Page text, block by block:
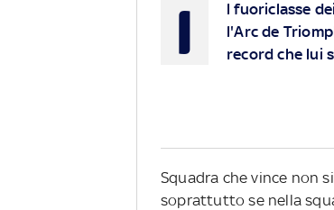
I
l fuoriclasse
l'Arc de
record che lui
Squadra che vince non
soprattutto se nella